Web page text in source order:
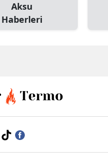
Aksu
Haberleri